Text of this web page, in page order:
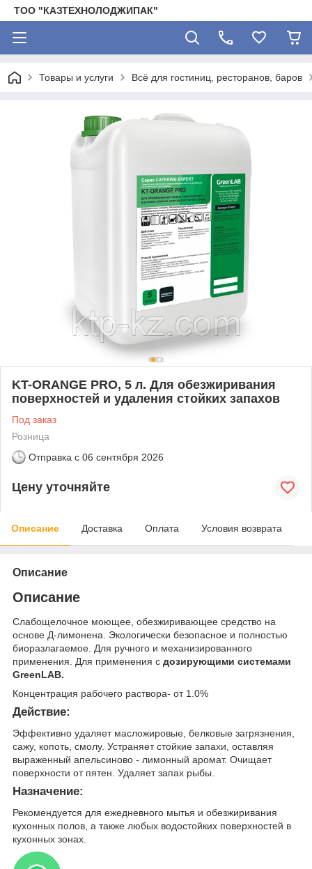
ТОО "КАЗТЕХНОЛОДЖИПАК"
Товары и услуги Всё для гостиниц, ресторанов, баров
KT-ORANGE PRO, 5 л. Для обезжиривания
поверхностей и удаления стойких запахов
Под заказ
Розница
Отправка с 06 сентября 2026
Цену уточняйте
Описание Доставка Оплата Условия возврата
Описание
Описание
Слабощелочное моющее, обезжиривающее средство на
основе Д-лимонена. Экологически безопасное и полностью
биоразлагаемое. Для ручного и механизированного
применения. Для применения с дозирующими системами
GreenLAB.
Концентрация рабочего раствора- от 1.0%
Действие:
Эффективно удаляет масложировые, белковые загрязнения,
сажу, копоть, смолу. Устраняет стойкие запахи, оставляя
выраженный апельсиново - лимонный аромат. Очищает
поверхности от пятен. Удаляет запах рыбы.
Назначение:
Рекомендуется для ежедневного мытья и обезжиривания
кухонных полов, а также любых водостойких поверхностей в
кухонных зонах.